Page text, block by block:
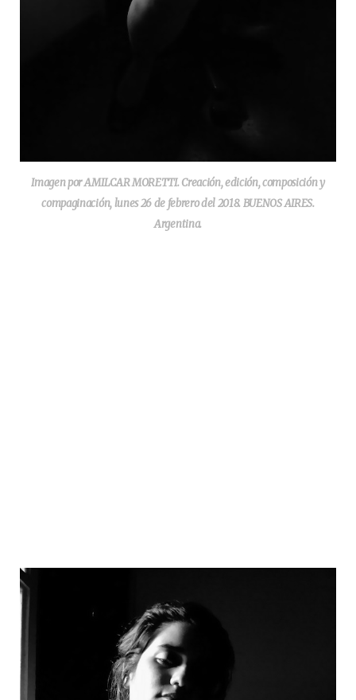
Imagen por AMILCAR MORETTI. Creación, edición, composición y
compaginación, lunes 26 de febrero del 2018. BUENOS AIRES.
Argentina.